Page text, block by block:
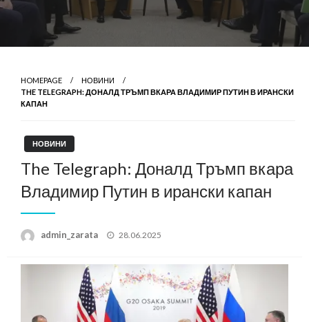
HOMEPAGE
НОВИНИ
THE TELEGRAPH: ДОНАЛД ТРЪМП ВКАРА ВЛАДИМИР ПУТИН В ИРАНСКИ
КАПАН
НОВИНИ
The Telegraph: Доналд Тръмп вкара
Владимир Путин в ирански капан
admin_zarata
Posted
28.06.2025